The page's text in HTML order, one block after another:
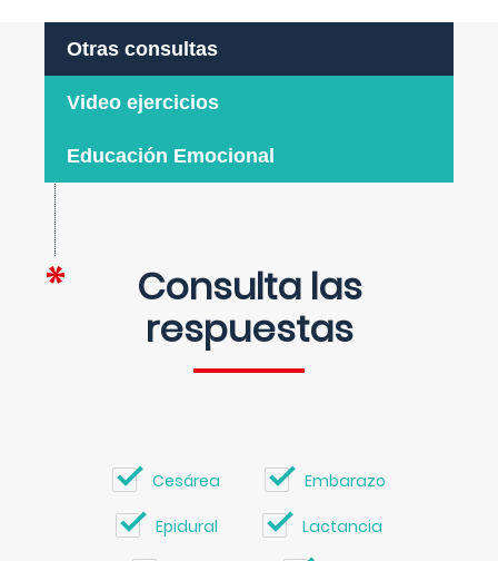
Otras consultas
Video ejercicios
Educación Emocional
Consulta las
respuestas
Cesárea Embarazo
Epidural Lactancia